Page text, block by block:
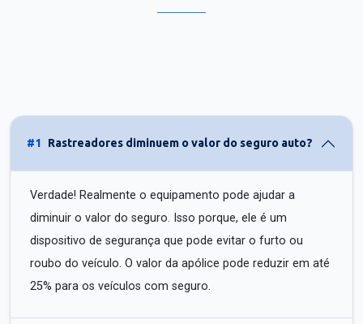
#1 Rastreadores diminuem o valor do seguro auto?
Verdade! Realmente o equipamento pode ajudar a
diminuir o valor do seguro. Isso porque, ele é um
dispositivo de segurança que pode evitar o furto ou
roubo do veículo. O valor da apólice pode reduzir em até
25% para os veículos com seguro.